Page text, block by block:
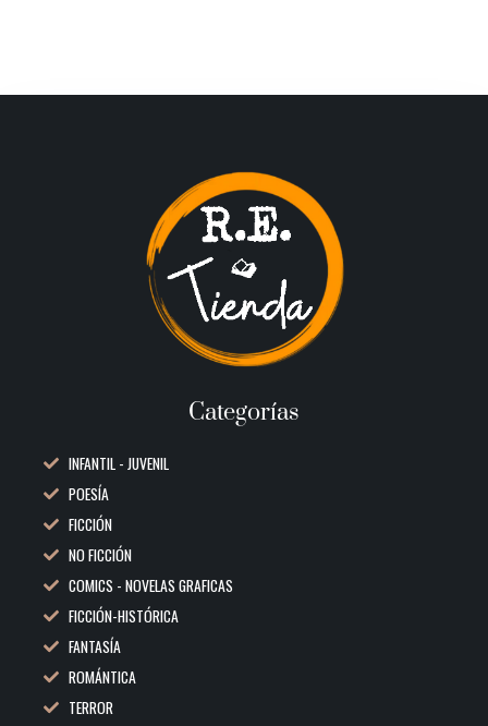
Categorías
INFANTIL - JUVENIL
POESÍA
FICCIÓN
NO FICCIÓN
COMICS - NOVELAS GRAFICAS
FICCIÓN-HISTÓRICA
FANTASÍA
ROMÁNTICA
TERROR